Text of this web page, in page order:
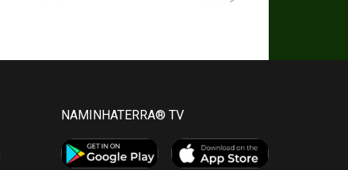
NAMINHATERRA® TV